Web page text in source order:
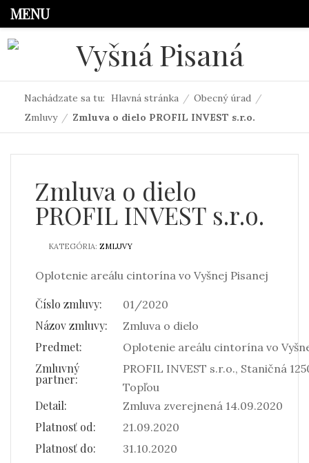
MENU
Nachádzate sa tu: Hlavná stránka / Obecný úrad /
Zmluvy / Zmluva o dielo PROFIL INVEST s.r.o.
Zmluva o dielo
PROFIL INVEST s.r.o.
KATEGÓRIA: ZMLUVY
Oplotenie areálu cintorína vo Vyšnej Pisanej
Číslo zmluvy: 01/2020
Názov zmluvy: Zmluva o dielo
Predmet: Oplotenie areálu cintorína vo
Zmluvný
partner:
PROFIL INVEST s.r.o., Staničná
Topľou
Detail: Zmluva zverejnená 14.09.2020
Platnosť od: 21.09.2020
Platnosť do: 31.10.2020